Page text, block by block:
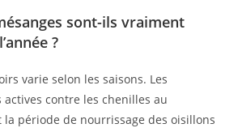
sont-ils vraiment
?
varie selon les saisons. Les
actives contre les chenilles au
période de nourrissage des oisillons